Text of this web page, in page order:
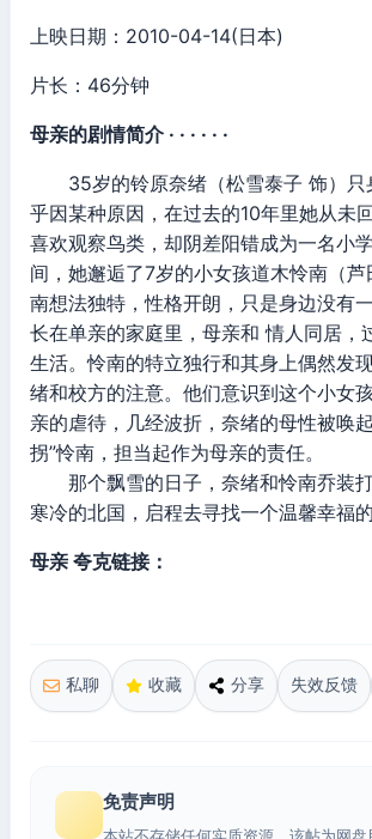
上映日期：2010-04-14(日本)
片长：46分钟
母亲的剧情简介 · · · · · ·
35岁的铃原奈绪（松雪泰子 饰）只
乎因某种原因，在过去的10年里她从未
喜欢观察鸟类，却阴差阳错成为一名小
间，她邂逅了7岁的小女孩道木怜南（
南想法独特，性格开朗，只是身边没有
长在单亲的家庭里，母亲和 情人同居，
生活。怜南的特立独行和其身上偶然发
绪和校方的注意。他们意识到这个小女
亲的虐待，几经波折，奈绪的母性被唤
拐”怜南，担当起作为母亲的责任。
那个飘雪的日子，奈绪和怜南乔装
寒冷的北国，启程去寻找一个温馨幸
母亲 夸克链接：
私聊 收藏 分享 失效反馈
免责声明